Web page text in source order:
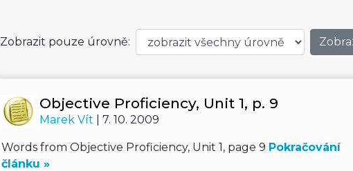
Zobrazit pouze úrovně:
Objective Proficiency, Unit 1, p. 9
Marek Vít | 7. 10. 2009
Words from Objective Proficiency, Unit 1, page 9 Pokračování
článku »